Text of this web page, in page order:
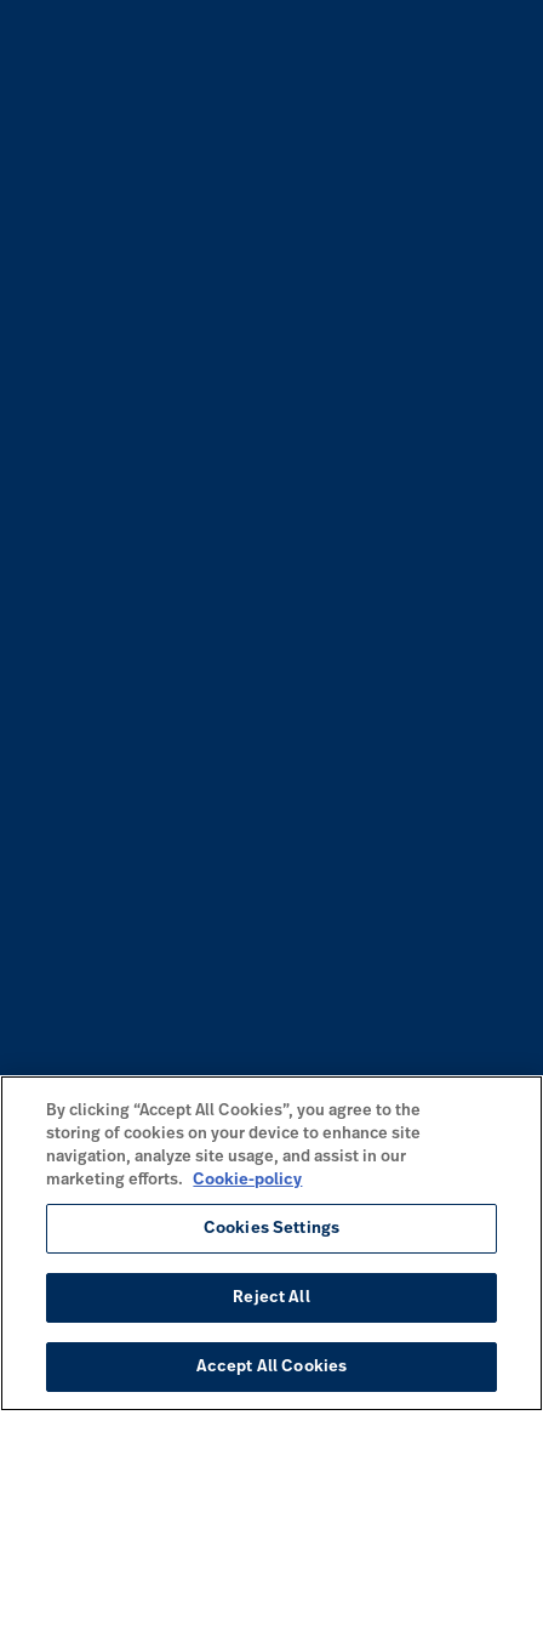
By clicking “Accept All Cookies”, you agree to the
storing of cookies on your device to enhance site
navigation, analyze site usage, and assist in our
marketing efforts.
Cookie-policy
Cookies Settings
Reject All
Accept All Cookies